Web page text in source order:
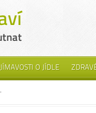
O JÍDLE